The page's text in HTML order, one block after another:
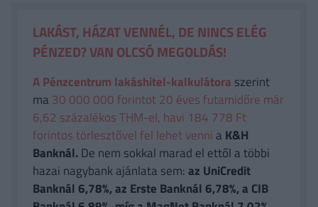
LAKÁST, HÁZAT VENNÉL, DE NINCS ELÉG
PÉNZED? VAN OLCSÓ MEGOLDÁS!
A Pénzcentrum lakáshitel-kalkulátora szerint
ma 30 000 000 forintot 20 éves futamidőre már
6,62 százalékos THM-el, havi 184 778 Ft
forintos törlesztővel fel lehet venni a K&H
Banknál.De nem sokkal marad el ettől a többi
hazai nagybank ajánlata sem:az UniCredit
Banknál 6,78%, az Erste Banknál 6,78%, a CIB